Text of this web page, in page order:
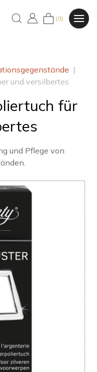
(0)
|
und versilbertes
für
und Pflege von